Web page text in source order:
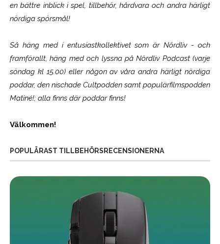
en bättre inblick i spel, tillbehör, hårdvara och andra härligt
nördiga spörsmål!
Så häng med i entusiastkollektivet som ärNördliv- och
framförallt, häng med och lyssna på Nördliv Podcast (varje
söndag kl 15.00) eller någon av våra andra härligt nördiga
poddar, den nischade Cultpodden samt populärfilmspodden
Matiné!; alla finns där poddar finns!
Välkommen!
POPULÄRAST TILLBEHÖRSRECENSIONERNA